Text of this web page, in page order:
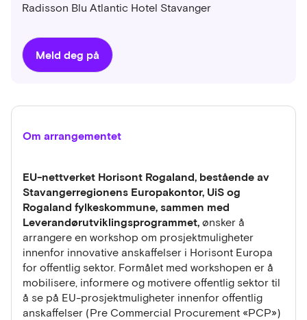
Radisson Blu Atlantic Hotel Stavanger
Meld deg på
Om arrangementet
EU-nettverket Horisont Rogaland, bestående av
Stavangerregionens Europakontor, UiS og
Rogaland fylkeskommune, sammen med
Leverandørutviklingsprogrammet, ønsker å
arrangere en workshop om prosjektmuligheter
innenfor innovative anskaffelser i Horisont Europa
for offentlig sektor. Formålet med workshopen er å
mobilisere, informere og motivere offentlig sektor til
å se på EU-prosjektmuligheter innenfor offentlig
anskaffelser (Pre Commercial Procurement «PCP»)